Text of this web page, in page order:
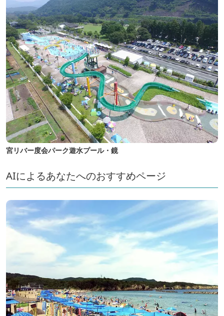
宮リバー度会パーク遊水プール・鏡
AIによるあなたへのおすすめページ